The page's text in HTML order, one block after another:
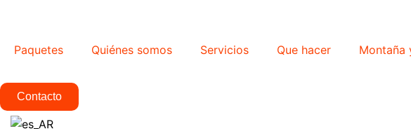
Paquetes Quiénes somos Servicios Que hacer Montaña
Contacto